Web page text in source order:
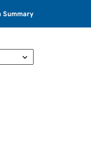
Summary